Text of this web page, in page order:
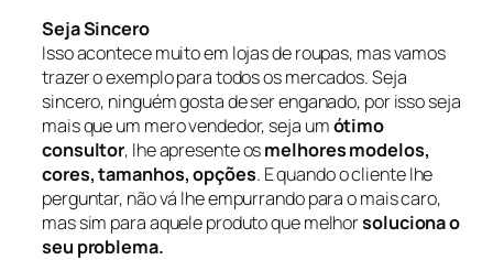
Seja Sincero
Isso acontece muito em lojas de roupas, mas vamos
trazer o exemplo para todos os mercados. Seja
sincero, ninguém gosta de ser enganado, por isso seja
mais que um mero vendedor, seja umótimo
consultor, lhe apresente osmelhores modelos,
cores, tamanhos, opções. E quando o cliente lhe
perguntar, não vá lhe empurrando para o mais caro,
mas sim para aquele produto que melhorsoluciona o
seu problema.